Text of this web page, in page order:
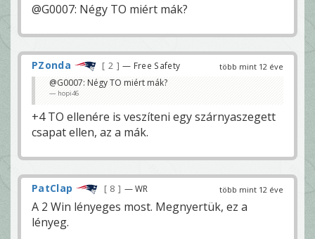
@G0007: Négy TO miért mák?
több mint 12 éve
PZonda 2 — Free Safety
@G0007: Négy TO miért mák?
hopi46
+4 TO ellenére is veszíteni egy szárnyaszegett
csapat ellen, az a mák.
több mint 12 éve
PatClap 8 — WR
A 2 Win lényeges most. Megnyertük, ez a
lényeg.